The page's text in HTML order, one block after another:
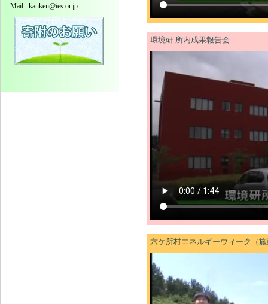
Mail : kanken@ies.or.jp
環境研 所内成果報告会
六ケ所村エネルギーウィーク（